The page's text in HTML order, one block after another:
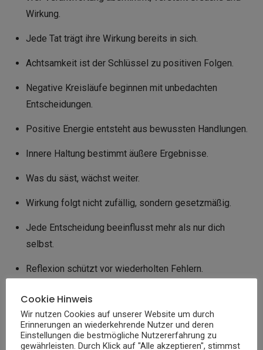
Wirkung.
Jede Tat trägt ihre Wirkung bereits in sich.
Achtsamkeit ist der Schlüssel zu positiven Folgen.
Negative Kreisläufe beginnen mit unbedachten
Entscheidungen.
Positive Energie entsteht aus bewussten Handlungen.
Innere Haltung bestimmt äußere Ergebnisse.
Was du säst, wächst weiter.
Wirkung folgt nicht zufällig, sondern gesetzmäßig.
Jede Entscheidung beeinflusst mehr als nur dich
selbst.
Reflexion schützt vor wiederholten Fehlern.
Wer die Ursache erkennt, verändert die Wirkung.
Dein Verhalten heute gestaltet deine Zukunft.
Bewusstsein schafft Klarheit über Konsequenzen.
Cookie Hinweis
Wir nutzen Cookies auf unserer Website um durch
Erinnerungen an wiederkehrende Nutzer und deren
Einstellungen die bestmögliche Nutzererfahrung zu
gewährleisten. Durch Klick auf "Alle akzeptieren", stimmst